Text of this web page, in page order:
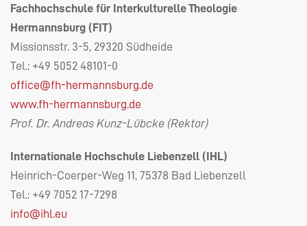
Fachhochschule für Interkulturelle Theologie
Hermannsburg (FIT)
Missionsstr. 3-5, 29320 Südheide
Tel.: +49 5052 48101-0
office@fh-hermannsburg.de
www.fh-hermannsburg.de
Prof. Dr. Andreas Kunz-Lübcke (Rektor)
Internationale Hochschule Liebenzell (IHL)
Heinrich-Coerper-Weg 11, 75378 Bad Liebenzell
Tel.: +49 7052 17-7298
info@ihl.eu